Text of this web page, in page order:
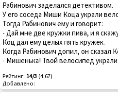
Рабинович заделался детективом.
У его соседа Миши Коца украли
Тогда Рабинович ему и говорит:
- Дай мне две кружки пива, и я
Коц дал ему целых пять кружек.
Когда Рабинович допил, он сказал
- Мишенька! Твой велосипед
Рейтинг: 14/3 (4.67)
Добавлено: